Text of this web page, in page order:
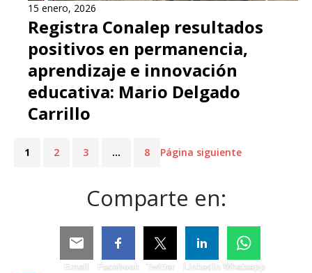
15 enero, 2026
Registra Conalep resultados
positivos en permanencia,
aprendizaje e innovación
educativa: Mario Delgado
Carrillo
1 2 3 … 8 Página siguiente
Comparte en:
Email Facebook Twitter Linkedin Whatsapp